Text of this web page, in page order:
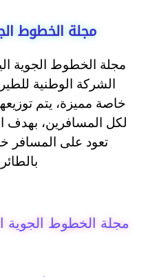
مجلة الخطوط
مجلة الخطوط الجوية
الشركة الوطنية
خاصة مميزة، يتم
لكل المسافرين، بهدف
تعود على المسافر
مجلة الخطوط الجوية